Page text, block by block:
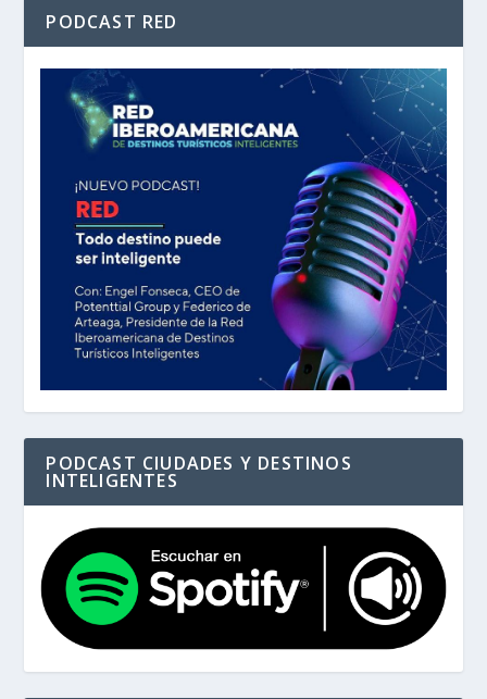
PODCAST RED
PODCAST CIUDADES Y DESTINOS
INTELIGENTES